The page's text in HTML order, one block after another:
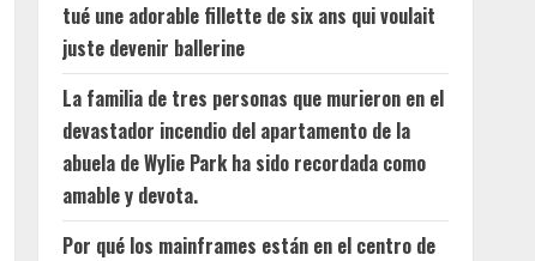
tué une adorable fillette de six ans qui voulait
juste devenir ballerine
La familia de tres personas que murieron en el
devastador incendio del apartamento de la
abuela de Wylie Park ha sido recordada como
amable y devota.
Por qué los mainframes están en el centro de